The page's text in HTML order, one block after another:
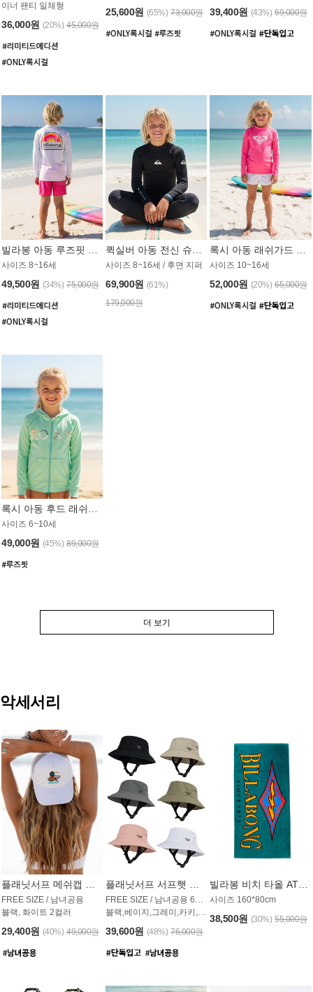
이너 팬티 일체형
36,000원 (20%) 45,000원
25,600원 (65%) 73,000원 39,400원 (43%) 69,000원
사이즈 8~16세
49,500원 (34%) 75,000원
사이즈 8~16세 / 후면 지퍼
69,900원 (61%)
179,000원
사이즈 10~16세
52,000원 (20%) 65,000원
록시 아동 후드 래쉬가드 GT764MRX
사이즈 6~10세
49,000원 (45%) 89,000원
더 보기
악세서리
FREE SIZE / 남녀공용
블랙, 화이트 2컬러
29,400원 (40%) 49,000원
블랙,베이지,그레이,카키,핑크,화이트
39,600원 (48%) 76,000원
사이즈 160*80cm
38,500원 (30%) 55,000원